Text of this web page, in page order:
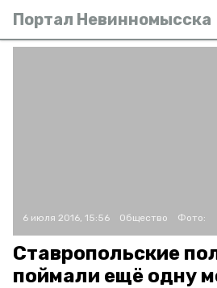
Портал Невинномысска
6 июля 2016, 15:56 Общество Фото:
Ставропольские
поймали ещё одну